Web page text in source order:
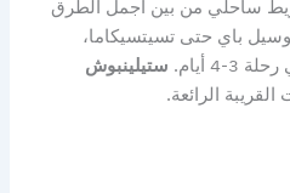
ساحلي من بين أجمل الطرق
باي حتى تسيتسيكاما،
أيام.
ستيلينبوش
الرائعة.